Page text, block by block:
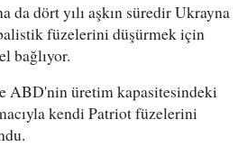
da dört yılı aşkın süredir Ukrayna
füzelerini düşürmek için
bağlıyor.
ABD'nin üretim kapasitesindeki
kendi Patriot füzelerini